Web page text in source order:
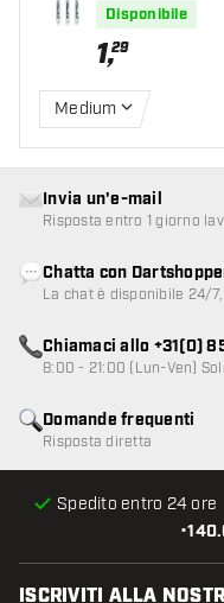
Disponibile
1,29
Medium
•
Spedito entro 24 ore
Domande frequenti
Risposta diretta
Invia un'e-mail
Risposta entro 1 giorno
Chatta con
La chat è disponibile 24/
Chiamaci allo +31(0)
8:00 - 21:00 (Lun-Ven)
ISCRIVITI ALLA